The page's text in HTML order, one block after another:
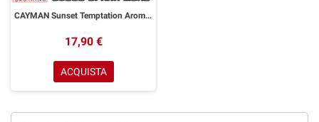
CAYMAN Sunset Temptation Aroma Shot 20 ml GALACTIKA Limonata Orzata Mora Kiwi
17,90 €
ACQUISTA